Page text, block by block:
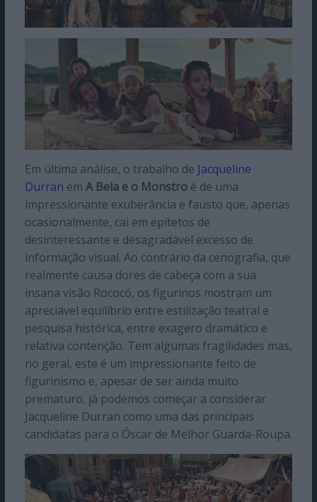
Em última análise, o trabalho de Jacqueline
Durran em A Bela e o Monstroé de uma
impressionante exuberância e fausto que, apenas
ocasionalmente, cai em epítetos de
desinteressante e desagradável excesso de
informação visual. Ao contrário da cenografia, que
realmente causa dores de cabeça com a sua
insana visão Rococó, os figurinos mostram um
apreciável equilíbrio entre estilização teatral e
pesquisa histórica, entre exagero dramático e
relativa contenção. Tem algumas fragilidades mas,
no geral, este é um impressionante feito de
figurinismo e, apesar de ser ainda muito
prematuro, já podemos começar a considerar
Jacqueline Durran como uma das principais
candidatas para o Óscar de Melhor Guarda-Roupa.